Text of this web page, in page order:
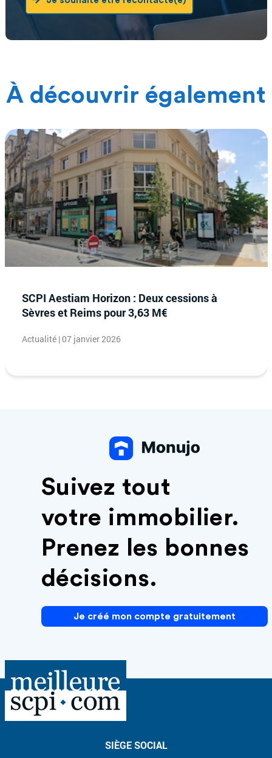
À découvrir également
SCPI Aestiam Horizon : Deux cessions à
Sèvres et Reims pour 3,63 M€
Actualité | 07 janvier 2026
Suivez tout
votre immobilier.
Prenez les bonnes
décisions.
Je créé mon compte gratuitement
SIÈGE SOCIAL